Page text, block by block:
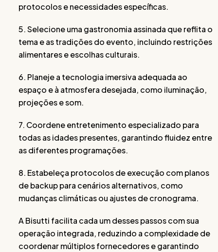
protocolos e necessidades específicas.
5. Selecione uma gastronomia assinada que reflita o
tema e as tradições do evento, incluindo restrições
alimentares e escolhas culturais.
6. Planeje a tecnologia imersiva adequada ao
espaço e à atmosfera desejada, como iluminação,
projeções e som.
7. Coordene entretenimento especializado para
todas as idades presentes, garantindo fluidez entre
as diferentes programações.
8. Estabeleça protocolos de execução com planos
de backup para cenários alternativos, como
mudanças climáticas ou ajustes de cronograma.
A Bisutti facilita cada um desses passos com sua
operação integrada, reduzindo a complexidade de
coordenar múltiplos fornecedores e garantindo